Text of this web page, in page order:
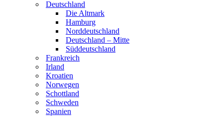
Deutschland
Die Altmark
Hamburg
Norddeutschland
Deutschland – Mitte
Süddeutschland
Frankreich
Irland
Kroatien
Norwegen
Schottland
Schweden
Spanien